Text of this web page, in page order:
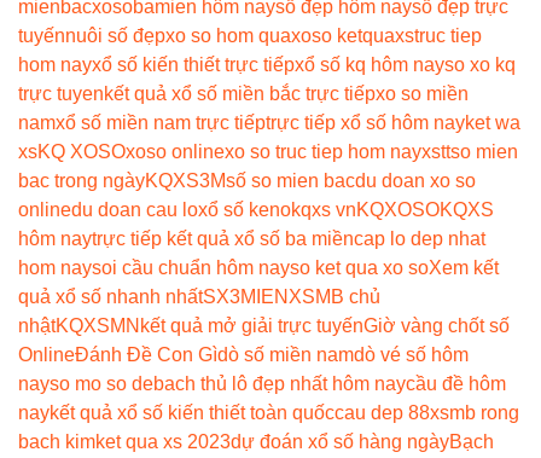
mienbacxosobamien hôm naysố đẹp hôm naysố đẹp trực
tuyếnnuôi số đẹpxo so hom quaxoso ketquaxstruc tiep
hom nayxổ số kiến thiết trực tiếpxổ số kq hôm nayso xo kq
trực tuyenkết quả xổ số miền bắc trực tiếpxo so miền
namxổ số miền nam trực tiếptrực tiếp xổ số hôm nayket wa
xsKQ XOSOxoso onlinexo so truc tiep hom nayxsttso mien
bac trong ngàyKQXS3Msố so mien bacdu doan xo so
onlinedu doan cau loxổ số kenokqxs vnKQXOSOKQXS
hôm naytrực tiếp kết quả xổ số ba miềncap lo dep nhat
hom naysoi cầu chuẩn hôm nayso ket qua xo soXem kết
quả xổ số nhanh nhấtSX3MIEN XSMB chủ
nhậtKQXSMN kết quả mở giải trực tuyếnGiờ vàng chốt số
OnlineĐánh Đề Con Gìdò số miền namdò vé số hôm
nayso mo so debach thủ lô đẹp nhất hôm naycầu đề hôm
naykết quả xổ số kiến thiết toàn quốccau dep 88xsmb rong
bach kimket qua xs 2023dự đoán xổ số hàng ngàyBạch